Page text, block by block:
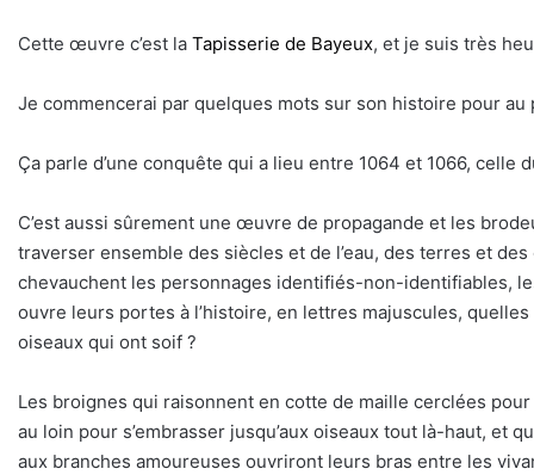
Cette œuvre c’est la Tapisserie de Bayeux, et je suis très
Je commencerai par quelques mots sur son histoire pour
Ça parle d’une conquête qui a lieu entre 1064 et 1066,
C’est aussi sûrement une œuvre de propagande et les
traverser ensemble des siècles et de l’eau, des terres et
chevauchent les personnages identifiés-non-identifiables,
ouvre leurs portes à l’histoire, en lettres majuscules,
oiseaux qui ont soif ?
Les broignes qui raisonnent en cotte de maille cerclées
au loin pour s’embrasser jusqu’aux oiseaux tout là-haut,
aux branches amoureuses ouvriront leurs bras entre les